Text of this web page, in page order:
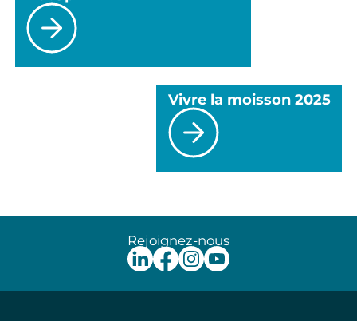
Vivre la moisson 2025
Rejoignez-nous